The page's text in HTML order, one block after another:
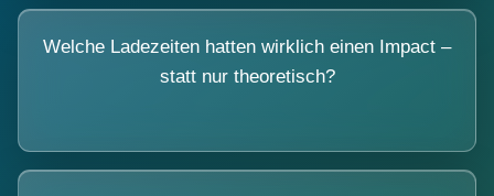
Welche Ladezeiten hatten wirklich einen Impact –
statt nur theoretisch?